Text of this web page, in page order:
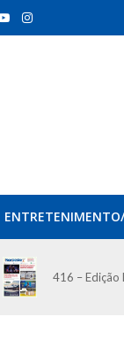
416 – Edição